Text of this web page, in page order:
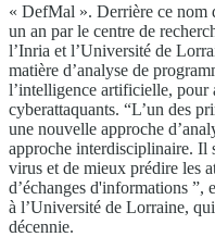
« DefMal ». Derrière ce nom
un an par le centre de
l’Inria et l’Université de
matière d’analyse de
l’intelligence artificielle, pour
cyberattaquants. “L’un des
une nouvelle approche
approche interdisciplinaire. Il
virus et de mieux prédire les
d’échanges d'informations ”,
à l’Université de Lorraine,
décennie.